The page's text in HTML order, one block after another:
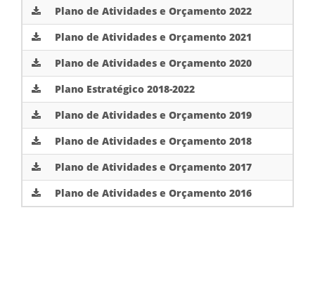
Plano de Atividades e Orçamento 2022
Plano de Atividades e Orçamento 2021
Plano de Atividades e Orçamento 2020
Plano Estratégico 2018-2022
Plano de Atividades e Orçamento 2019
Plano de Atividades e Orçamento 2018
Plano de Atividades e Orçamento 2017
Plano de Atividades e Orçamento 2016